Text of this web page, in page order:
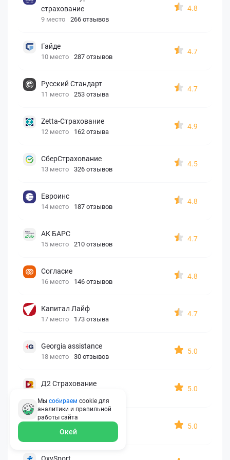
страхование
9 место 266 отзывов
4.8
Гайде
10 место 287 отзывов
4.7
Русский Стандарт
11 место 253 отзыва
4.7
Zetta-Страхование
12 место 162 отзыва
4.9
СберСтрахование
13 место 326 отзывов
4.5
Евроинс
14 место 187 отзывов
4.8
АК БАРС
15 место 210 отзывов
4.7
Согласие
16 место 146 отзывов
4.8
Капитал Лайф
17 место 173 отзыва
4.7
Georgia assistance
18 место 30 отзывов
5.0
Д2 Страхование
5.0
АйАйСи
20 место 7 отзывов
5.0
OxySport
Мы собираем cookie для
аналитики и правильной
работы сайта
Окей